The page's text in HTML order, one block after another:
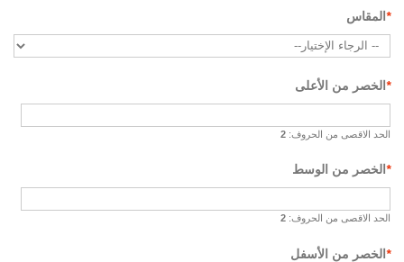
* المقاس
* الخصر من الأعلى
الحد الاقصى من الحروف: 2
* الخصر من الوسط
الحد الاقصى من الحروف: 2
*الخصر من الأسفل